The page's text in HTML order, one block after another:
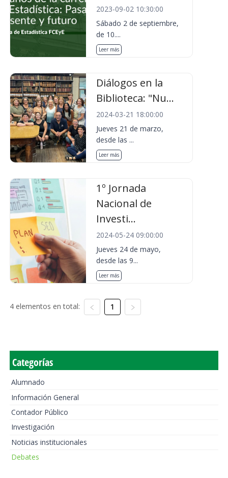
2023-09-02 10:30:00
Sábado 2 de septiembre,
de 10....
Leer más
Diálogos en la
Biblioteca: "Nu...
2024-03-21 18:00:00
Jueves 21 de marzo,
desde las ...
Leer más
1º Jornada
Nacional de
Investi...
2024-05-24 09:00:00
Jueves 24 de mayo,
desde las 9...
Leer más
4 elementos en total: 1
Categorías
Alumnado
Información General
Contador Público
Investigación
Noticias institucionales
Debates